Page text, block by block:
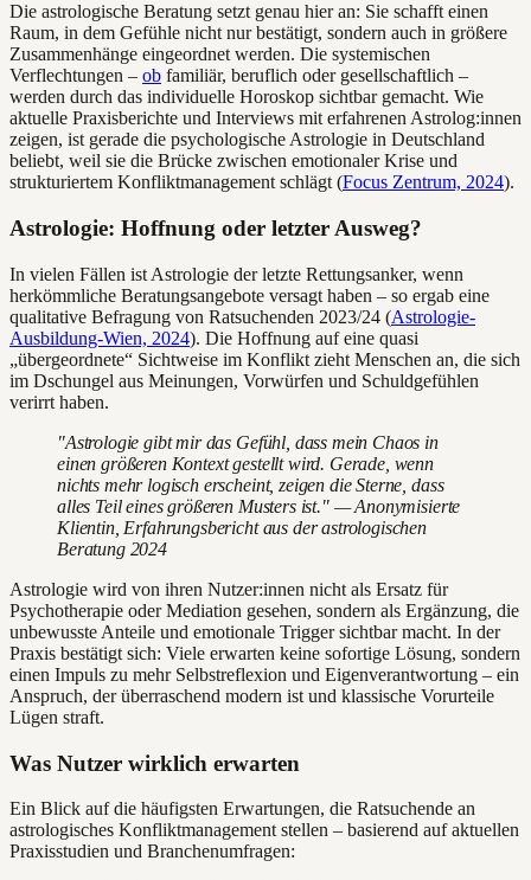
Die astrologische Beratung setzt genau hier an: Sie schafft einen
Raum, in dem Gefühle nicht nur bestätigt, sondern auch in größere
Zusammenhänge eingeordnet werden. Die systemischen
Verflechtungen – ob familiär, beruflich oder gesellschaftlich –
werden durch das individuelle Horoskop sichtbar gemacht. Wie
aktuelle Praxisberichte und Interviews mit erfahrenen Astrolog:innen
zeigen, ist gerade die psychologische Astrologie in Deutschland
beliebt, weil sie die Brücke zwischen emotionaler Krise und
strukturiertem Konfliktmanagement schlägt (Focus Zentrum, 2024).
Astrologie: Hoffnung oder letzter Ausweg?
In vielen Fällen ist Astrologie der letzte Rettungsanker, wenn
herkömmliche Beratungsangebote versagt haben – so ergab eine
qualitative Befragung von Ratsuchenden 2023/24 (Astrologie-
Ausbildung-Wien, 2024). Die Hoffnung auf eine quasi
„übergeordnete“ Sichtweise im Konflikt zieht Menschen an, die sich
im Dschungel aus Meinungen, Vorwürfen und Schuldgefühlen
verirrt haben.
"Astrologie gibt mir das Gefühl, dass mein Chaos in
einen größeren Kontext gestellt wird. Gerade, wenn
nichts mehr logisch erscheint, zeigen die Sterne, dass
alles Teil eines größeren Musters ist." — Anonymisierte
Klientin, Erfahrungsbericht aus der astrologischen
Beratung 2024
Astrologie wird von ihren Nutzer:innen nicht als Ersatz für
Psychotherapie oder Mediation gesehen, sondern als Ergänzung, die
unbewusste Anteile und emotionale Trigger sichtbar macht. In der
Praxis bestätigt sich: Viele erwarten keine sofortige Lösung, sondern
einen Impuls zu mehr Selbstreflexion und Eigenverantwortung – ein
Anspruch, der überraschend modern ist und klassische Vorurteile
Lügen straft.
Was Nutzer wirklich erwarten
Ein Blick auf die häufigsten Erwartungen, die Ratsuchende an
astrologisches Konfliktmanagement stellen – basierend auf aktuellen
Praxisstudien und Branchenumfragen: